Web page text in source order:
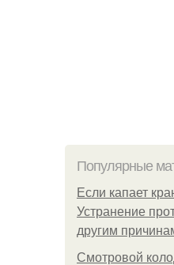
Популярные
Если капает
Устранение
другим
Смотровой